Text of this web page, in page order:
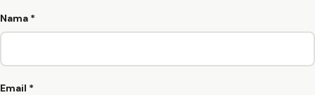
Nama *
Email *